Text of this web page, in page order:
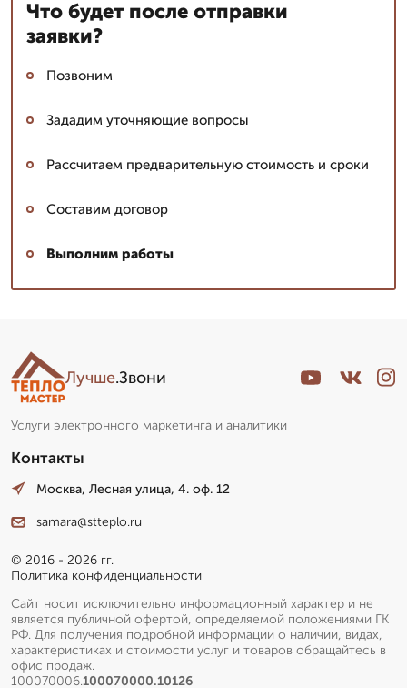
Что будет после отправки
заявки?
Позвоним
Зададим уточняющие вопросы
Рассчитаем предварительную стоимость и сроки
Составим договор
Выполним работы
Лучше.Звони
Услуги электронного маркетинга и аналитики
Контакты
Москва, Лесная улица, 4. оф. 12
samara@stteplo.ru
© 2016 - 2026 гг.
Политика конфиденциальности
Сайт носит исключительно информационный характер и не
является публичной офертой, определяемой положениями ГК
РФ. Для получения подробной информации о наличии, видах,
характеристиках и стоимости услуг и товаров обращайтесь в
офис продаж.
100070006.100070000.10126